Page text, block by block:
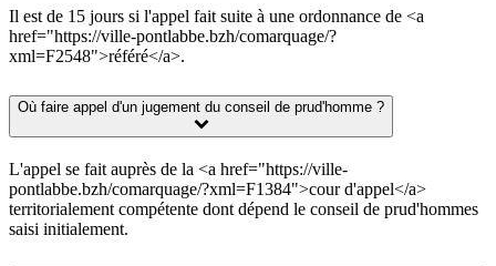
Il est de 15 jours si l'appel fait suite à une ordonnance de <a
href="https://ville-pontlabbe.bzh/comarquage/?
xml=F2548">référé</a>.
Où faire appel d'un jugement du conseil de prud'homme ?
L'appel se fait auprès de la <a href="https://ville-
pontlabbe.bzh/comarquage/?xml=F1384">cour d'appel</a>
territorialement compétente dont dépend le conseil de prud'hommes
saisi initialement.